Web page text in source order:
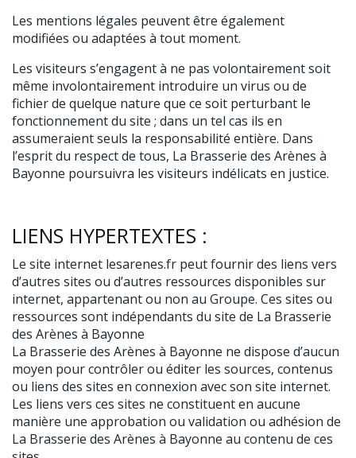
Les mentions légales peuvent être également
modifiées ou adaptées à tout moment.
Les visiteurs s’engagent à ne pas volontairement soit
même involontairement introduire un virus ou de
fichier de quelque nature que ce soit perturbant le
fonctionnement du site ; dans un tel cas ils en
assumeraient seuls la responsabilité entière. Dans
l’esprit du respect de tous, La Brasserie des Arènes à
Bayonne poursuivra les visiteurs indélicats en justice.
LIENS HYPERTEXTES :
Le site internet lesarenes.fr peut fournir des liens vers
d’autres sites ou d’autres ressources disponibles sur
internet, appartenant ou non au Groupe. Ces sites ou
ressources sont indépendants du site de La Brasserie
des Arènes à Bayonne
La Brasserie des Arènes à Bayonne ne dispose d’aucun
moyen pour contrôler ou éditer les sources, contenus
ou liens des sites en connexion avec son site internet.
Les liens vers ces sites ne constituent en aucune
manière une approbation ou validation ou adhésion de
La Brasserie des Arènes à Bayonne au contenu de ces